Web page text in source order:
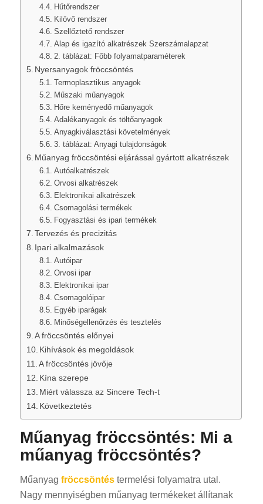
Hűtőrendszer
Kilövő rendszer
Szellőztető rendszer
Alap és igazító alkatrészek Szerszámalapzat
2. táblázat: Főbb folyamatparaméterek
Nyersanyagok fröccsöntés
Termoplasztikus anyagok
Műszaki műanyagok
Hőre keményedő műanyagok
Adalékanyagok és töltőanyagok
Anyagkiválasztási követelmények
3. táblázat: Anyagi tulajdonságok
Műanyag fröccsöntési eljárással gyártott alkatrészek
Autóalkatrészek
Orvosi alkatrészek
Elektronikai alkatrészek
Csomagolási termékek
Fogyasztási és ipari termékek
Tervezés és precizitás
Ipari alkalmazások
Autóipar
Orvosi ipar
Elektronikai ipar
Csomagolóipar
Egyéb iparágak
Minőségellenőrzés és tesztelés
A fröccsöntés előnyei
Kihívások és megoldások
A fröccsöntés jövője
Kína szerepe
Miért válassza az Sincere Tech-t
Következtetés
Műanyag fröccsöntés: Mi a
műanyag fröccsöntés?
Műanyag fröccsöntéstermelési folyamatra utal.
Nagy mennyiségben műanyag termékeket állítanak